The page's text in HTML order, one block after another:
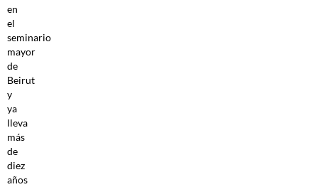
en
el
seminario
mayor
de
Beirut
y
ya
lleva
más
de
diez
años